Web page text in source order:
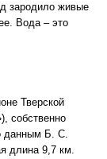
зародило живые
Вода – это
Тверской
собственно
данным Б. С.
длина 9,7 км.